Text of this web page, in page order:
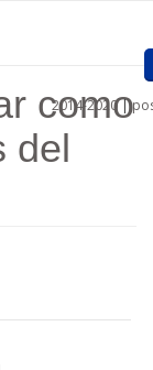
2014-2020|
como
del